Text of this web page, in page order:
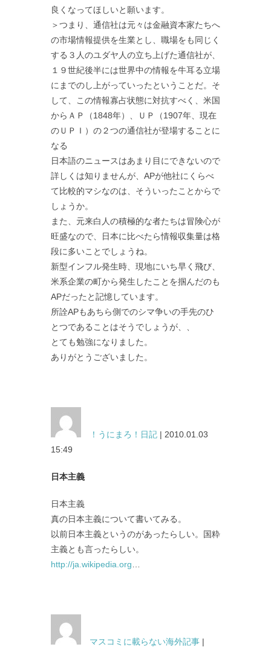
良くなってほしいと願います。
＞つまり、通信社は元々は金融資本家たちへ
の市場情報提供を生業とし、職場をも同じく
する３人のユダヤ人の立ち上げた通信社が、
１９世紀後半には世界中の情報を牛耳る立場
にまでのし上がっていったということだ。そ
して、この情報寡占状態に対抗すべく、米国
からＡＰ（1848年）、ＵＰ（1907年、現在
のＵＰＩ）の２つの通信社が登場することに
なる
日本語のニュースはあまり目にできないので
詳しくは知りませんが、APが他社にくらべ
て比較的マシなのは、そういったことからで
しょうか。
また、元来白人の積極的な者たちは冒険心が
旺盛なので、日本に比べたら情報収集量は格
段に多いことでしょうね。
新型インフル発生時、現地にいち早く飛び、
米系企業の町から発生したことを掴んだのも
APだったと記憶しています。
所詮APもあちら側でのシマ争いの手先のひ
とつであることはそうでしょうが、、
とても勉強になりました。
ありがとうございました。
！うにまろ！日記 | 2010.01.03
15:49
日本主義
日本主義
真の日本主義について書いてみる。
以前日本主義というのがあったらしい。国粋
主義とも言ったらしい。
http://ja.wikipedia.org
マスコミに載らない海外記事 |